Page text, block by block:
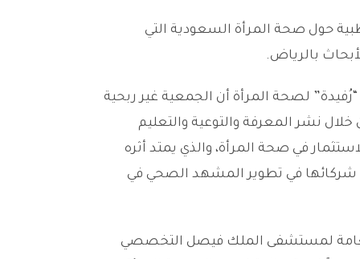
حول صحة المرأة السعودية التي
بالرياض.
لصحة المرأة أن الجمعية غير ربحية
نشر المعرفة والتوعية والتعليم
في صحة المرأة، والذي يمتد أثره
شركائها في تطوير المشهد الصحي في
لمستشفى الملك فيصل التخصصي